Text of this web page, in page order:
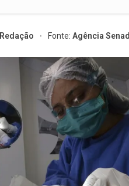
Redação Fonte: Agência